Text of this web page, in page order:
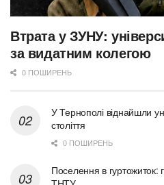
Втрата у ЗУНУ:
за видатним колегою
0 ПОШИРЕНЬ
У Тернополі віднайшли
століття
0 ПОШИРЕНЬ
Поселення в гуртожиток: